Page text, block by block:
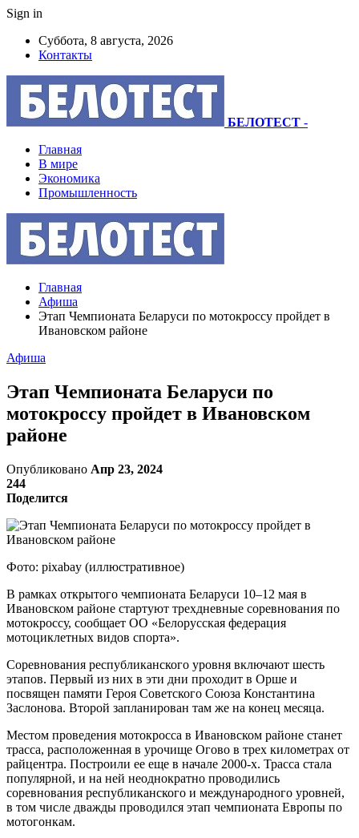
Sign in
Суббота, 8 августа, 2026
Контакты
БЕЛОТЕСТ -
Главная
В мире
Экономика
Промышленность
Главная
Афиша
Этап Чемпионата Беларуси по мотокроссу пройдет в
Ивановском районе
Афиша
Этап Чемпионата Беларуси по
мотокроссу пройдет в Ивановском
районе
Опубликовано Апр 23, 2024
244
Поделится
Фото: pixabay (иллюстративное)
В рамках открытого чемпионата Беларуси 10–12 мая в
Ивановском районе стартуют трехдневные соревнования по
мотокроссу, сообщает ОО «Белорусская федерация
мотоциклетных видов спорта».
Соревнования республиканского уровня включают шесть
этапов. Первый из них в эти дни проходит в Орше и
посвящен памяти Героя Советского Союза Константина
Заслонова. Второй запланирован там же на конец месяца.
Местом проведения мотокросса в Ивановском районе станет
трасса, расположенная в урочище Огово в трех километрах от
райцентра. Построили ее еще в начале 2000-х. Трасса стала
популярной, и на ней неоднократно проводились
соревнования республиканского и международного уровней,
в том числе дважды проводился этап чемпионата Европы по
мотогонкам.